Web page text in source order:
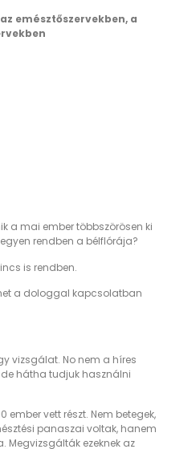
emésztőszervekben, a
a mai ember többszörösen ki
rendben a bélflórája?
is rendben.
a dologgal kapcsolatban
vizsgálat. No nem a híres
de hátha tudjuk használni
ember vett részt. Nem betegek,
panaszai voltak, hanem
Megvizsgálták ezeknek az